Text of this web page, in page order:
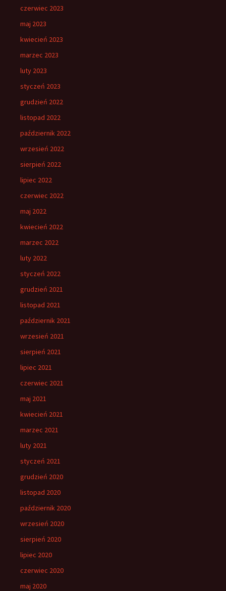
czerwiec 2023
maj 2023
kwiecień 2023
marzec 2023
luty 2023
styczeń 2023
grudzień 2022
listopad 2022
październik 2022
wrzesień 2022
sierpień 2022
lipiec 2022
czerwiec 2022
maj 2022
kwiecień 2022
marzec 2022
luty 2022
styczeń 2022
grudzień 2021
listopad 2021
październik 2021
wrzesień 2021
sierpień 2021
lipiec 2021
czerwiec 2021
maj 2021
kwiecień 2021
marzec 2021
luty 2021
styczeń 2021
grudzień 2020
listopad 2020
październik 2020
wrzesień 2020
sierpień 2020
lipiec 2020
czerwiec 2020
maj 2020